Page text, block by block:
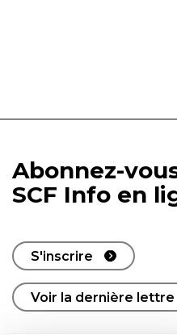
Abonnez-
SCF Info en
S'inscrire
Voir la dernière lettre